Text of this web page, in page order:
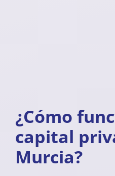
¿Cómo
capital
Murcia?